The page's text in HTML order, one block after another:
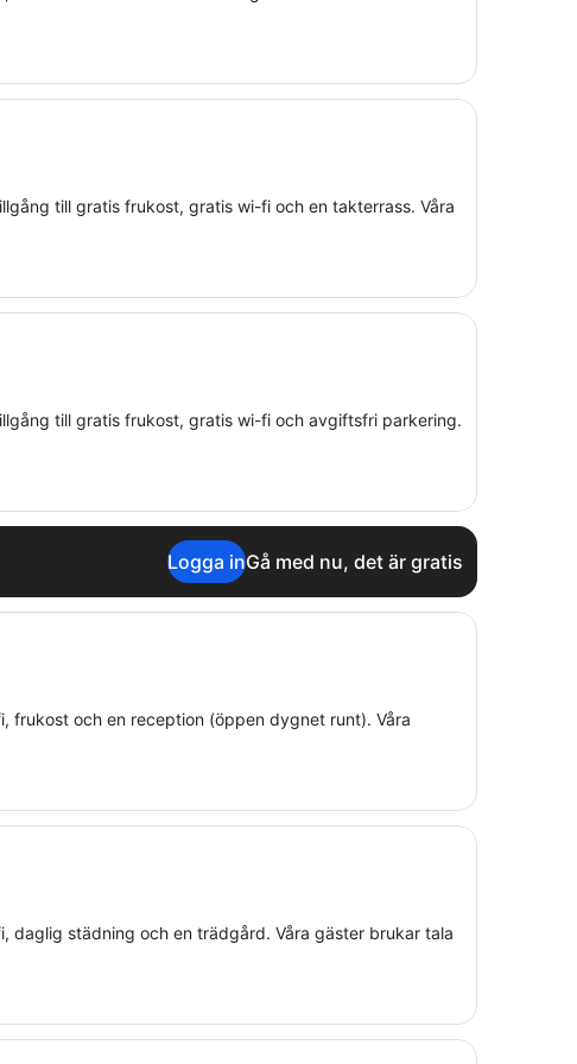
till gratis frukost, gratis wi-fi och en takterrass. Våra
till gratis frukost, gratis wi-fi och avgiftsfri parkering.
Logga inGå med nu, det är gratis
frukost och en reception (öppen dygnet runt). Våra
daglig städning och en trädgård. Våra gäster brukar tala